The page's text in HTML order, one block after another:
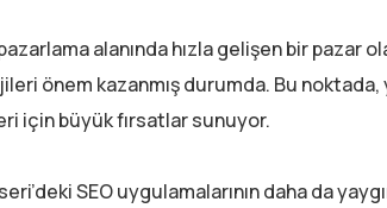
alanında hızla gelişen bir
önem kazanmış durumda. Bu
için büyük fırsatlar sunuyor.
SEO uygulamalarının daha da